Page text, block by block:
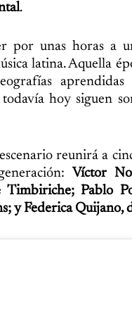
.
por unas horas a
latina. Aquella
hoy siguen
reunirá a
Víctor
Timbiriche; Pablo
y Federica Quijano,